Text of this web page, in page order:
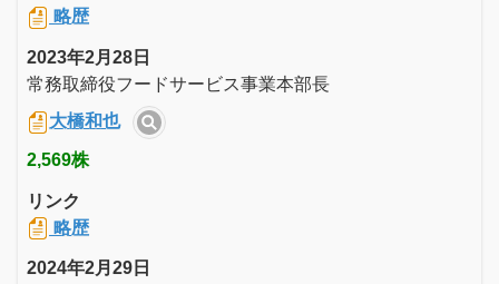
略歴
2023年2月28日
常務取締役フードサービス事業本部長
大橋和也
2,569株
リンク
略歴
2024年2月29日